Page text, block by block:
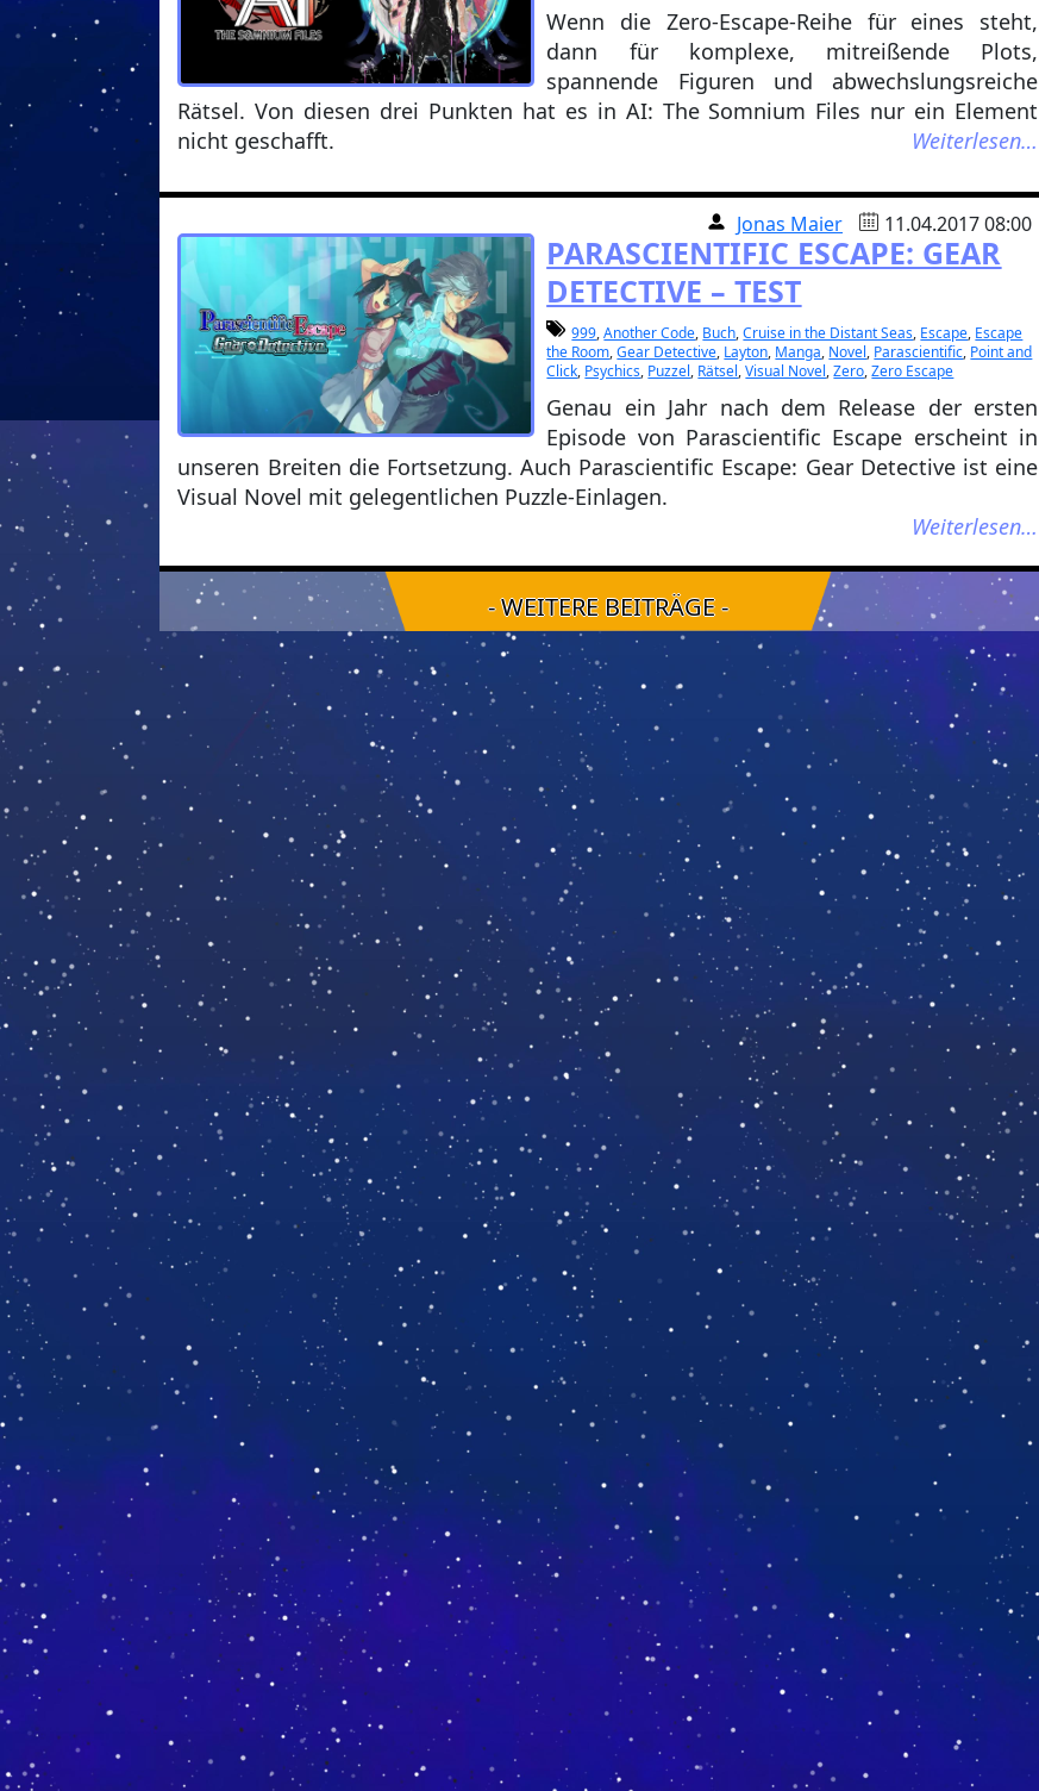
Wenn die Zero-Escape-Reihe für eines steht,
dann für komplexe, mitreißende Plots,
spannende Figuren und abwechslungsreiche
Rätsel. Von diesen drei Punkten hat es in AI: The Somnium Files nur ein Element
nicht geschafft.
Weiterlesen…
Jonas Maier 11.04.2017 08:00
PARASCIENTIFIC ESCAPE: GEAR
DETECTIVE – TEST
999,Another Code, Buch,Cruise in the Distant Seas, Escape, Escape
the Room,Gear Detective, Layton, Manga, Novel, Parascientific, Point and
Click, Psychics, Puzzel, Rätsel,Visual Novel,Zero,Zero Escape
Genau ein Jahr nach dem Release der ersten
Episode von Parascientific Escape erscheint in
unseren Breiten die Fortsetzung. Auch Parascientific Escape: Gear Detective ist eine
Visual Novel mit gelegentlichen Puzzle-Einlagen.
Weiterlesen…
- WEITERE BEITRÄGE -